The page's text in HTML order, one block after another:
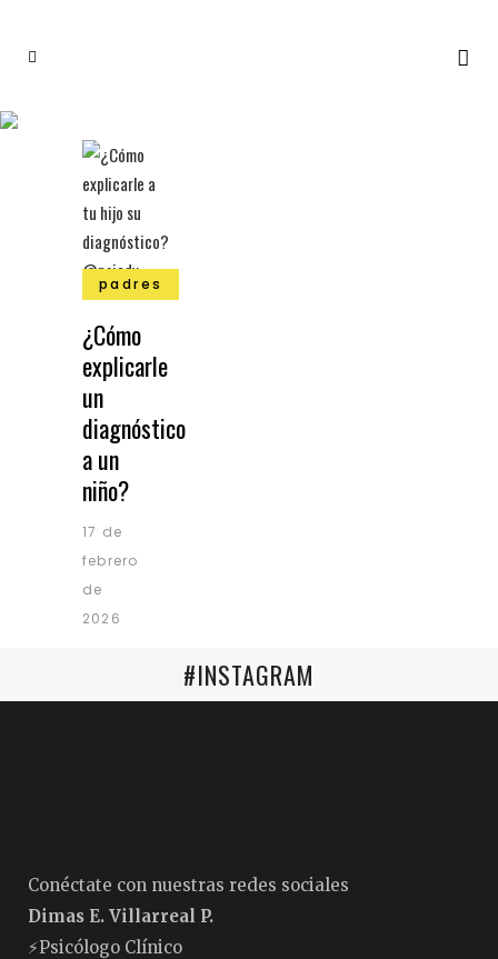
padres
¿Cómo
explicarle
un
diagnóstico
a un
niño?
17 de
febrero
de
2026
#INSTAGRAM
Conéctate con nuestras redes sociales
Dimas E. Villarreal P.
⚡️Psicólogo Clínico